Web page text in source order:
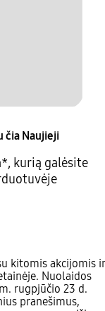
čia Naujieji
kurią galėsite
kitomis akcijomis ir
Nuolaidos
rugpjūčio 23 d.
pranešimus,